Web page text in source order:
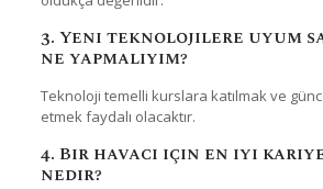
3. Yeni teknolojilere uyum
ne yapmalıyım?
Teknoloji temelli kurslara katılmak ve
etmek faydalı olacaktır.
4. Bir havacı için en iyi
nedir?